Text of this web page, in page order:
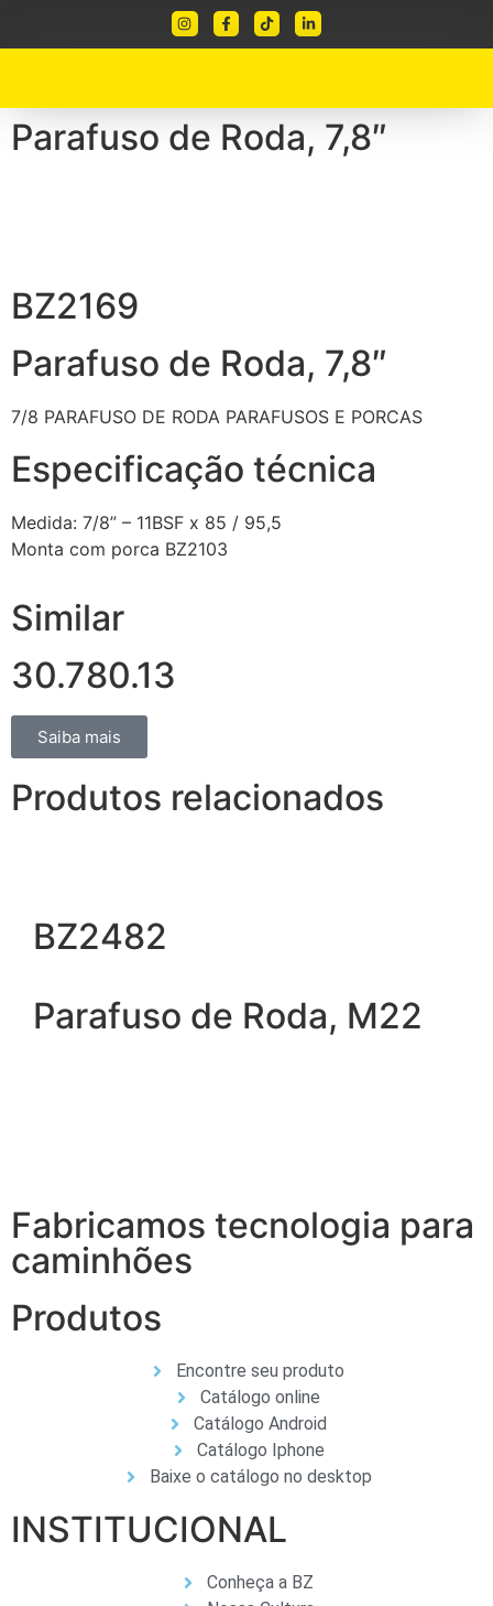
Parafuso de Roda, 7,8″
BZ2169
Parafuso de Roda, 7,8″
7/8 PARAFUSO DE RODA PARAFUSOS E PORCAS
Especificação técnica
Medida: 7/8” – 11BSF x 85 / 95,5
Monta com porca BZ2103
Similar
30.780.13
Saiba mais
Produtos relacionados
BZ2482
Parafuso de Roda, M22
Fabricamos tecnologia para
caminhões
Produtos
Encontre seu produto
Catálogo online
Catálogo Android
Catálogo Iphone
Baixe o catálogo no desktop
INSTITUCIONAL
Conheça a BZ